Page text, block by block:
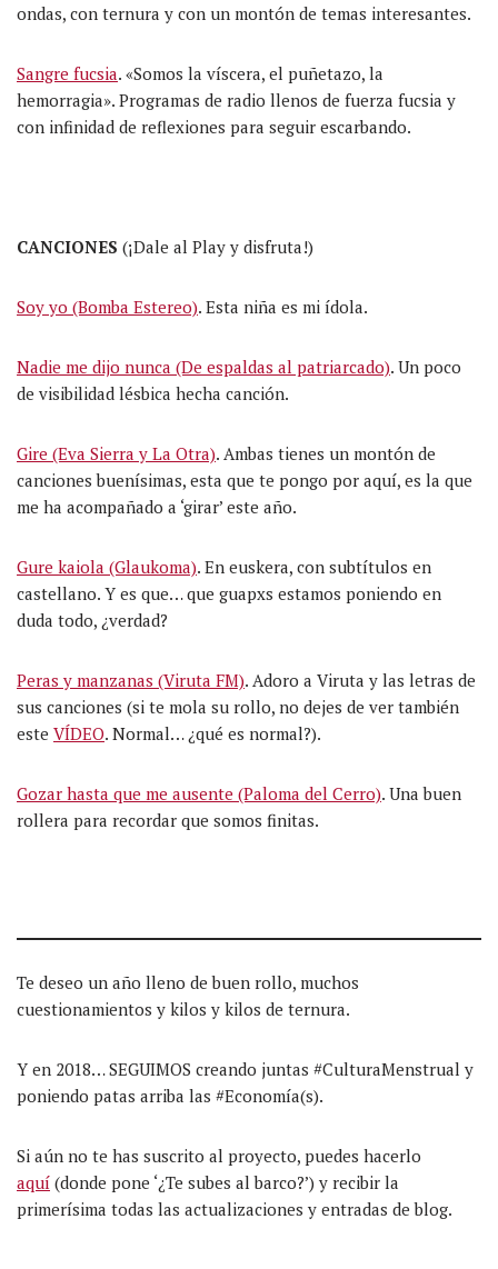
ondas, con ternura y con un montón de temas interesantes.
Sangre fucsia. «Somos la víscera, el puñetazo, la
hemorragia». Programas de radio llenos de fuerza fucsia y
con infinidad de reflexiones para seguir escarbando.
CANCIONES (¡Dale al Play y disfruta!)
Soy yo (Bomba Estereo). Esta niña es mi ídola.
Nadie me dijo nunca (De espaldas al patriarcado). Un poco
de visibilidad lésbica hecha canción.
Gire (Eva Sierra y La Otra). Ambas tienes un montón de
canciones buenísimas, esta que te pongo por aquí, es la que
me ha acompañado a ‘girar’ este año.
Gure kaiola (Glaukoma). En euskera, con subtítulos en
castellano. Y es que… que guapxs estamos poniendo en
duda todo, ¿verdad?
Peras y manzanas (Viruta FM). Adoro a Viruta y las letras de
sus canciones (si te mola su rollo, no dejes de ver también
este VÍDEO. Normal… ¿qué es normal?).
Gozar hasta que me ausente (Paloma del Cerro). Una buen
rollera para recordar que somos finitas.
Te deseo un año lleno de buen rollo, muchos
cuestionamientos y kilos y kilos de ternura.
Y en 2018… SEGUIMOS creando juntas #CulturaMenstrual y
poniendo patas arriba las #Economía(s).
Si aún no te has suscrito al proyecto, puedes hacerlo
aquí (donde pone ‘¿Te subes al barco?’) y recibir la
primerísima todas las actualizaciones y entradas de blog.